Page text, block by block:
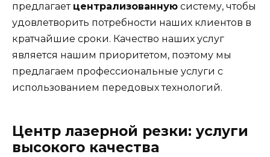
предлагает централизованную систему, чтобы
удовлетворить потребности наших клиентов в
кратчайшие сроки. Качество наших услуг
является нашим приоритетом, поэтому мы
предлагаем профессиональные услуги с
использованием передовых технологий.
Центр лазерной резки: услуги
высокого качества